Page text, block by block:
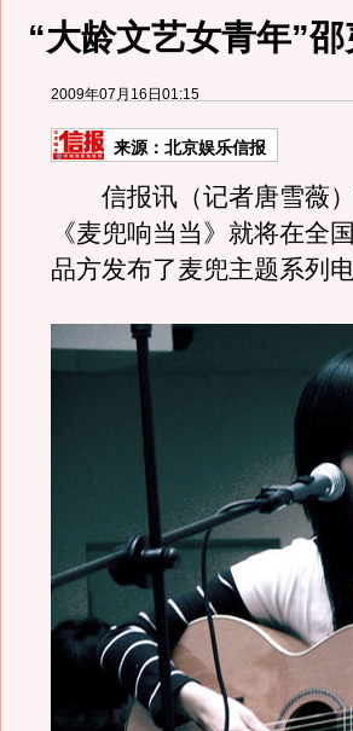
“大龄文艺女青年”
2009年07月16日01:15
来源： 北京娱乐信报
信报讯（记者唐雪薇）
《麦兜响当当》就将在全
品方发布了麦兜主题系列